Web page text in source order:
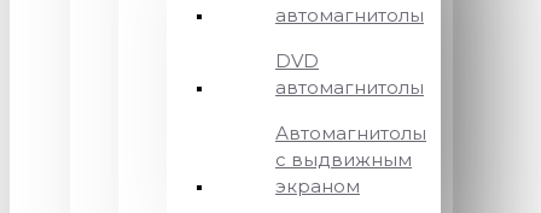
автомагнитолы
DVD
автомагнитолы
Автомагнитолы
с выдвижным
экраном